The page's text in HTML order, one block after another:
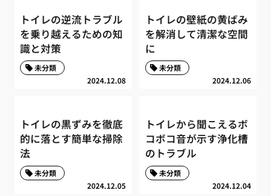
トイレの逆流トラブル
を乗り越えるための知
識と対策
2024.12.08
未分類
トイレの壁紙の黄ばみ
を解消して清潔な空間
に
2024.12.06
未分類
トイレの黒ずみを徹底
的に落とす簡単な掃除
法
2024.12.05
未分類
トイレから聞こえるボ
コボコ音が示す浄化槽
のトラブル
2024.12.04
未分類